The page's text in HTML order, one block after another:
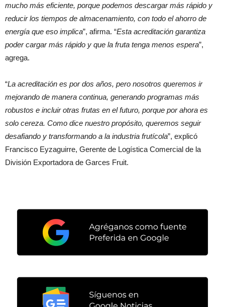
mucho más eficiente, porque podemos descargar más rápido y
reducir los tiempos de almacenamiento, con todo el ahorro de
energía que eso implica”, afirma. “Esta acreditación garantiza
poder cargar más rápido y que la fruta tenga menos espera”,
agrega.
“La acreditación es por dos años, pero nosotros queremos ir
mejorando de manera continua, generando programas más
robustos e incluir otras frutas en el futuro, porque por ahora es
solo cereza. Como dice nuestro propósito, queremos seguir
desafiando y transformando a la industria frutícola”, explicó
Francisco Eyzaguirre, Gerente de Logística Comercial de la
División Exportadora de Garces Fruit.